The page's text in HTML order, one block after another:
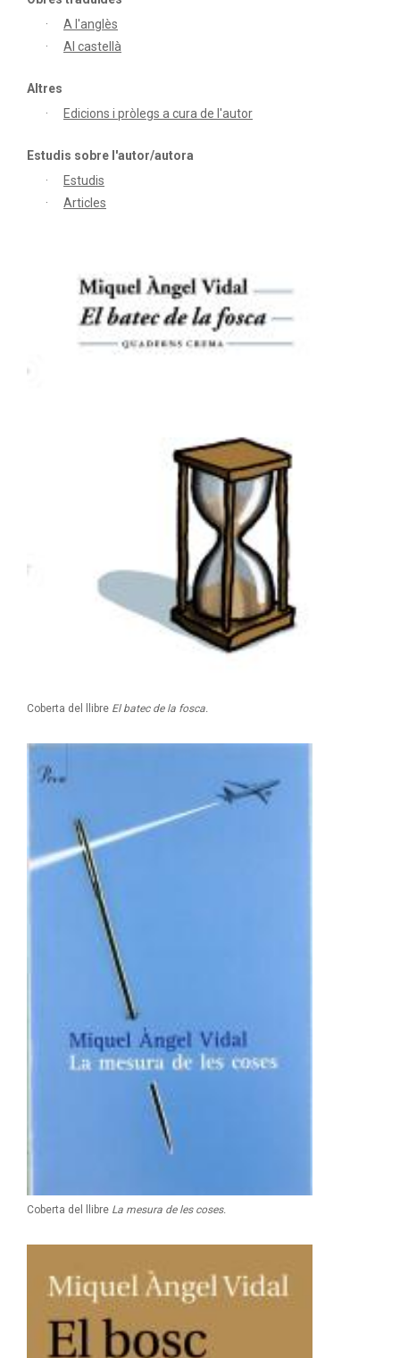
Coberta del llibre El batec de la fosca.
Coberta del llibre La mesura de les coses.
A l'anglès
Al castellà
Altres
Edicions i pròlegs a cura de l'autor
Estudis sobre l'autor/autora
Estudis
Articles